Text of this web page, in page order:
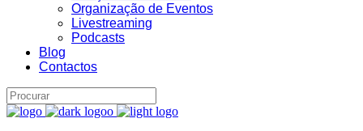
Organização de Eventos
Livestreaming
Podcasts
Blog
Contactos